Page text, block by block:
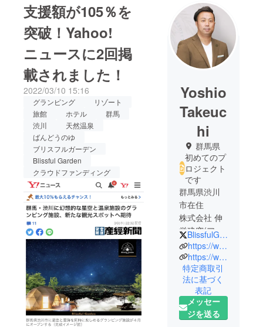
支援額が105％を
突破！Yahoo!
ニュースに2回掲
載されました！
2022/03/10 15:16
グランピング
リゾート
旅館
ホテル
群馬
渋川
天然温泉
ばんどうのゆ
ブリスフルガーデン
Blissful Garden
クラウドファンディング
Yoshio
Takeuc
hi
群馬県
初めてのプ
ロジェクト
です
群馬県渋川
市在住
株式会社 伸
栄建窓(アル
ミサッシの
販売・施工)
アーティス
ト（歌手）
群馬の前橋
で創業３０
BlissfulGarden_
https://www.instagram.com/blissful_garden2022/
https://www.facebook.com/search/top?q=%E3%82%B0%E3%83%A9%E3%83%B3%E3%83%94%E3%83%B3%E3%82%B0%E3%83%AA%E3%82%BE%E3%83%BC%E3%83%88%E7%BE%A4%E9%A6%AC%20blissful%20garden
特定商取引
法に基づく
表記
メッセー
ジを送る